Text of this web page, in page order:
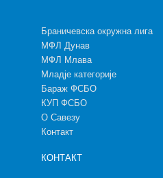
Браничевска окружна лига
МФЛ Дунав
МФЛ Млава
Младје категорије
Бараж ФСБО
КУП ФСБО
О Савезу
Контакт
КОНТАКТ